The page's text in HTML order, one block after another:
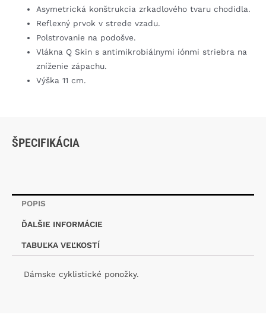
Asymetrická konštrukcia zrkadlového tvaru chodidla.
Reflexný prvok v strede vzadu.
Polstrovanie na podošve.
Vlákna Q Skin s antimikrobiálnymi iónmi striebra na
zníženie zápachu.
Výška 11 cm.
ŠPECIFIKÁCIA
POPIS
ĎALŠIE INFORMÁCIE
TABUĽKA VEĽKOSTÍ
Dámske cyklistické ponožky.